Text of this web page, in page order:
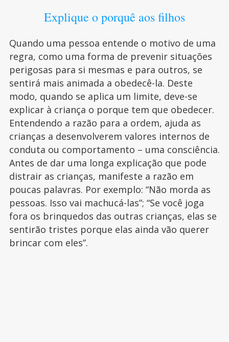
Explique o porquê aos filhos
Quando uma pessoa entende o motivo de uma
regra, como uma forma de prevenir situações
perigosas para si mesmas e para outros, se
sentirá mais animada a obedecê-la. Deste
modo, quando se aplica um limite, deve-se
explicar à criança o porque tem que obedecer.
Entendendo a razão para a ordem, ajuda as
crianças a desenvolverem valores internos de
conduta ou comportamento – uma consciência.
Antes de dar uma longa explicação que pode
distrair as crianças, manifeste a razão em
poucas palavras. Por exemplo: “Não morda as
pessoas. Isso vai machucá-las”; “Se você joga
fora os brinquedos das outras crianças, elas se
sentirão tristes porque elas ainda vão querer
brincar com eles”.